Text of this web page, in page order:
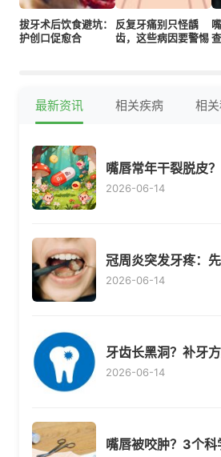
拔牙术后饮食避坑：
护创口促愈合
反复牙痛别只怪龋
齿，这些病因要警惕
最新资讯 相关疾病 相
嘴唇常年干裂脱皮
2026-06-14
冠周炎突发牙疼：
2026-06-14
牙齿长黑洞？补牙
2026-06-14
嘴唇被咬肿？3个